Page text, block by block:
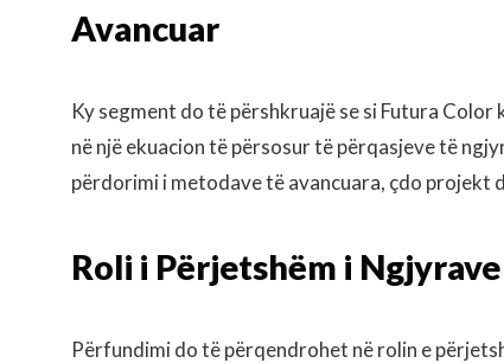
Avancuar
Ky segment do të përshkruajë se si Futura
në një ekuacion të përsosur të përqasjeve të
përdorimi i metodave të avancuara, çdo projekt
Roli i Përjetshëm i
Përfundimi do të përqendrohet në rolin e